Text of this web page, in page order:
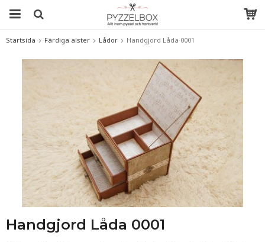
Startsida Färdiga alster Lådor Handgjord Låda 0001
Handgjord Låda 0001